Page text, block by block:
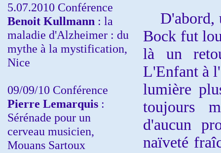
5.07.2010 Conférence
Benoit Kullmann : la
maladie d'Alzheimer : du
mythe à la mystification,
Nice
09/09/10 Conférence
Pierre Lemarquis :
Sérénade pour un
cerveau musicien,
Mouans Sartoux
D'abord,
Bock fut
là un
L'Enfant à
lumière
toujours
d'aucun
naïveté